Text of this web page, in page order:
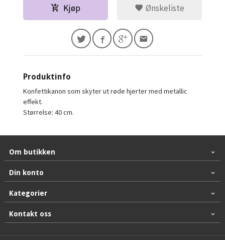
Kjøp Ønskeliste
Produktinfo
Konfettikanon som skyter ut røde hjerter med metallic
effekt.
Størrelse: 40 cm.
Om butikken
Din konto
Kategorier
Kontakt oss